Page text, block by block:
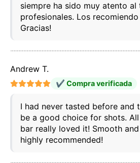
siempre ha sido muy atento
profesionales. Los
Gracias!
Andrew T.
✔ Compra verificada
I had never tasted before and
be a good choice for shots.
bar really loved it! Smooth
highly recommended!
Este sitio web utiliza
almacenar y escribir información
en su dispositivo. La información
estas tecnologías incluye datos
cuenta de usuario, que pueden
identificadores personales (por